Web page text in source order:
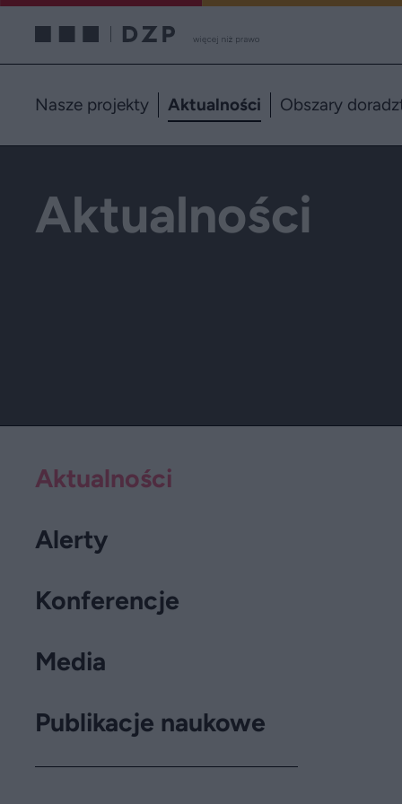
Nasze projekty Aktualności Obszary
Aktualności
Aktualności
Alerty
Konferencje
Media
Publikacje naukowe